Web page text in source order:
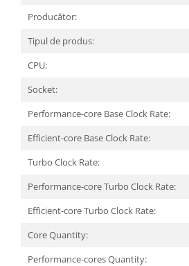
Producător:
Tipul de produs:
CPU:
Socket:
Performance-core Base Clock Rate:
Efficient-core Base Clock Rate:
Turbo Clock Rate:
Performance-core Turbo Clock Rate:
Efficient-core Turbo Clock Rate:
Core Quantity:
Performance-cores Quantity: